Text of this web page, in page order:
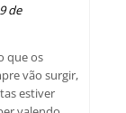
de
que os
vão surgir,
estiver